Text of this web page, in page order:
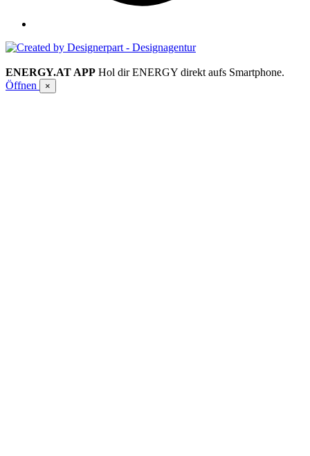
ENERGY.AT APP Hol dir ENERGY direkt aufs Smartphone.
Öffnen
×